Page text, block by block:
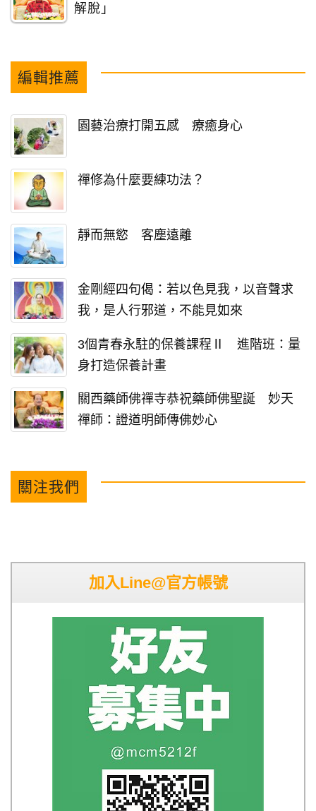
解脫」
編輯推薦
園藝治療打開五感 療癒身心
禪修為什麼要練功法？
靜而無慾 客塵遠離
金剛經四句偈：若以色見我，以音聲求
我，是人行邪道，不能見如來
3個青春永駐的保養課程Ⅱ 進階班：量
身打造保養計畫
關西藥師佛禪寺恭祝藥師佛聖誕 妙天
禪師：證道明師傳佛妙心
關注我們
加入Line@官方帳號